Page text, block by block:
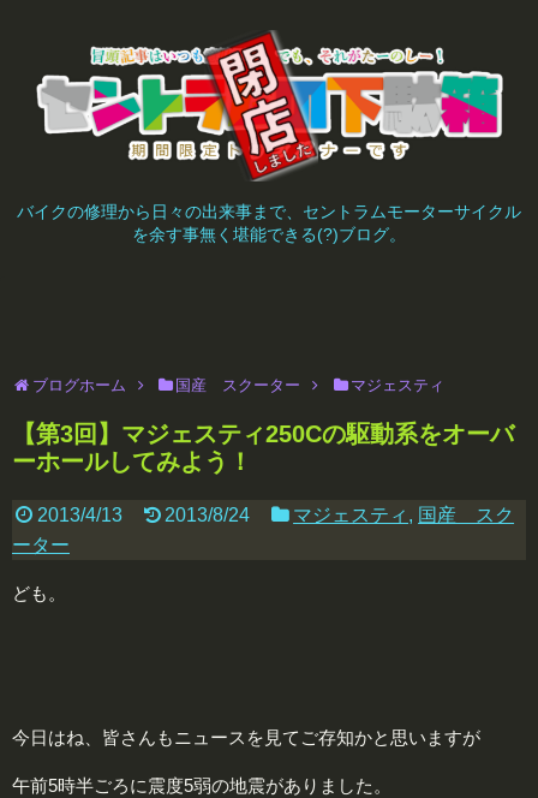
バイクの修理から日々の出来事まで、セントラムモーターサイクル
を余す事無く堪能できる(?)ブログ。
ブログホーム 国産 スクーター マジェスティ
【第3回】マジェスティ250Cの駆動系をオーバ
ーホールしてみよう！
2013/4/13 2013/8/24 マジェスティ , 国産 スク
ーター
ども。
今日はね、皆さんもニュースを見てご存知かと思いますが
午前5時半ごろに震度5弱の地震がありました。